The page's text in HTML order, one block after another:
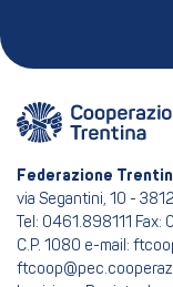
Federazione
via Segantini, 10 -
Tel: 0461.898111 Fax:
C.P. 1080 e-mail: